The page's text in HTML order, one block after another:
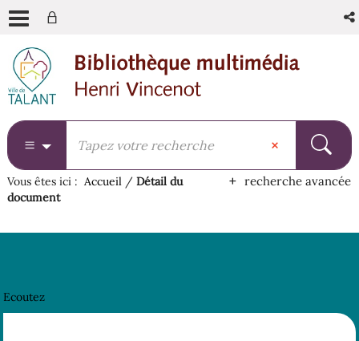
menu
contenu
recherche
recherche avancée
Vous êtes ici : Accueil / Détail du
document
Ecoutez